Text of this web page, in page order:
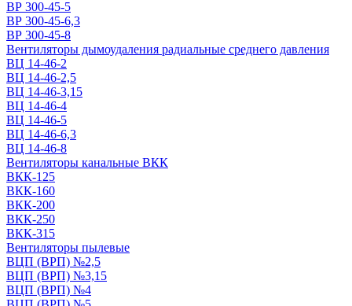
ВР 300-45-5
ВР 300-45-6,3
ВР 300-45-8
Вентиляторы дымоудаления радиальные среднего давления
ВЦ 14-46-2
ВЦ 14-46-2,5
ВЦ 14-46-3,15
ВЦ 14-46-4
ВЦ 14-46-5
ВЦ 14-46-6,3
ВЦ 14-46-8
Вентиляторы канальные ВКК
ВКК-125
ВКК-160
ВКК-200
ВКК-250
ВКК-315
Вентиляторы пылевые
ВЦП (ВРП) №2,5
ВЦП (ВРП) №3,15
ВЦП (ВРП) №4